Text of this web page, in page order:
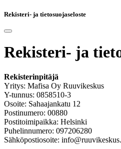
Rekisteri- ja tietosuojaseloste
Rekisteri- ja
Rekisterinpitäjä
Yritys: Mafisa Oy Ruuvikeskus
Y-tunnus: 0858510-3
Osoite: Sahaajankatu 12
Postinumero: 00880
Postitoimipaikka: Helsinki
Puhelinnumero: 097206280
Sähköpostiosoite: